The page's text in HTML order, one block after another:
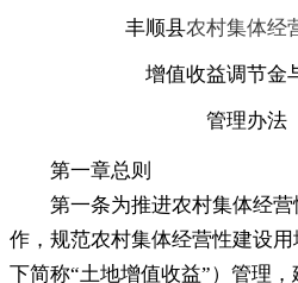
丰顺县农村集体经
增值收益调节金
管理办法（
第一章总则
第一条为推进农村集体经营
作 ， 规范农村集体经营性建设
下简称“土地增值收益”）管理